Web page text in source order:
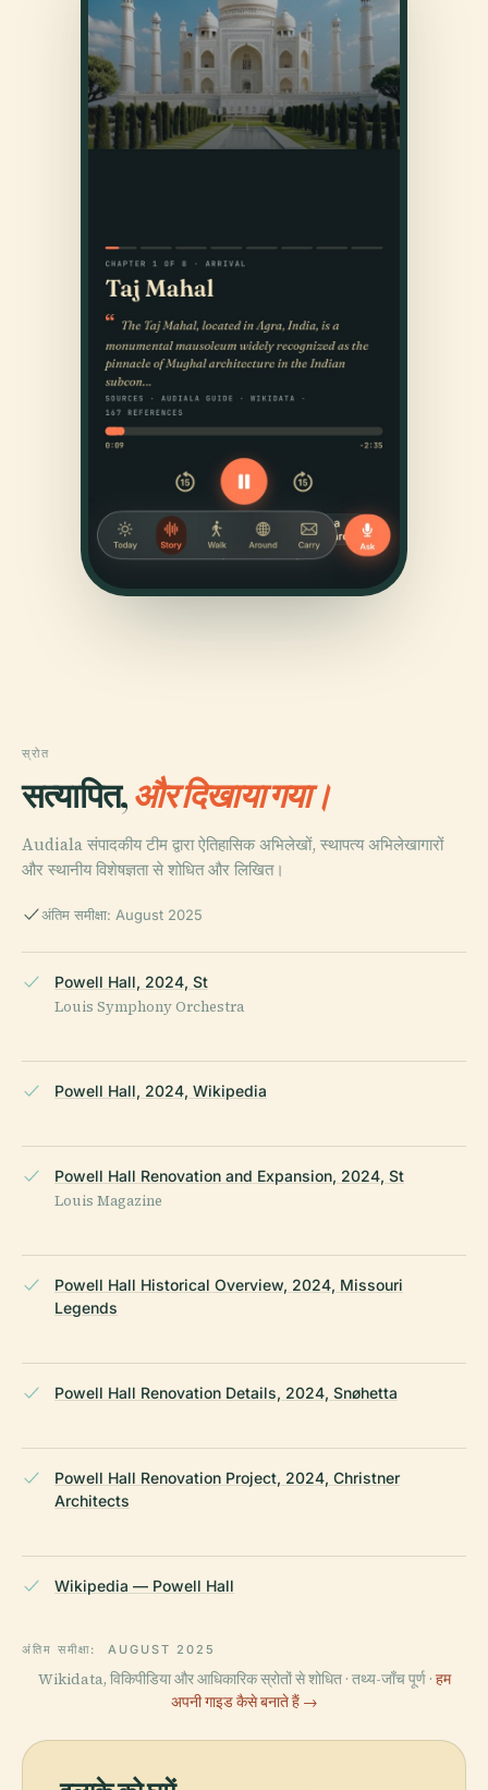
स्रोत
सत्यापित,और दिखाया गया।
Audiala संपादकीय टीम द्वारा ऐतिहासिक अभिलेखों, स्थापत्य अभिलेखागारों
और स्थानीय विशेषज्ञता से शोधित और लिखित।
अंतिम समीक्षा: August 2025
Powell Hall, 2024, St
Louis Symphony Orchestra
Powell Hall, 2024, Wikipedia
Powell Hall Renovation and Expansion, 2024, St
Louis Magazine
Powell Hall Historical Overview, 2024, Missouri
Legends
Powell Hall Renovation Details, 2024, Snøhetta
Powell Hall Renovation Project, 2024, Christner
Architects
Wikipedia — Powell Hall
अंतिम समीक्षा: AUGUST 2025
Wikidata, विकिपीडिया और आधिकारिक स्रोतों से शोधित · तथ्य-जाँच पूर्ण · हम
अपनी गाइड कैसे बनाते हैं →